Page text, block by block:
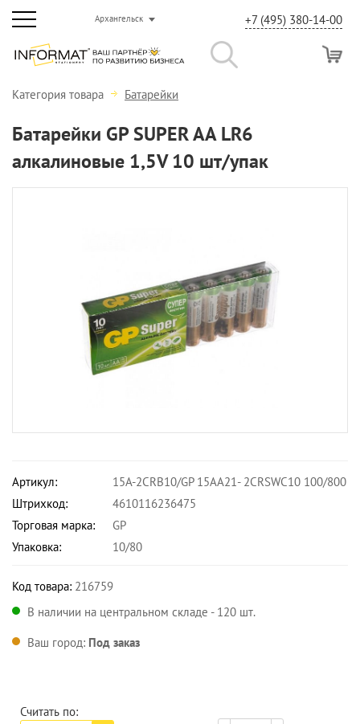
Архангельск +7 (495) 380-14-00
Категория товара Батарейки
Батарейки GP SUPER AA LR6
алкалиновые 1,5V 10 шт/упак
Артикул:
15A-2CRB10/GP 15AA21- 2CRSWC10 100/800
Штрихкод:
4610116236475
Торговая марка:
GP
Упаковка:
10/80
Код товара: 216759
В наличии на центральном складе - 120 шт.
Ваш город: Под заказ
Считать по: